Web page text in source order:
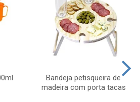
Bandeja petisqueira de
madeira com porta tacas